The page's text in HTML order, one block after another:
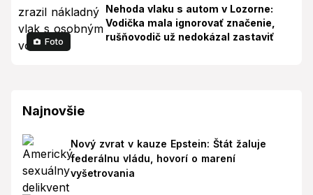
Foto
Nehoda vlaku s autom v Lozorne:
Vodička mala ignorovať značenie,
rušňovodič už nedokázal zastaviť
Najnovšie
Nový zvrat v kauze Epstein: Štát žaluje
federálnu vládu, hovorí o marení
vyšetrovania